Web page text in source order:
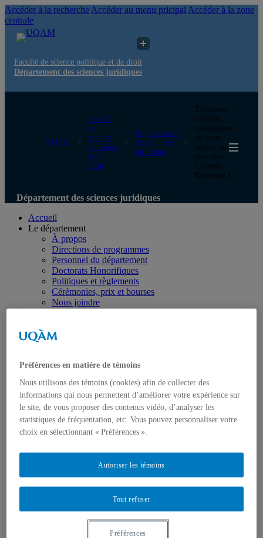
Accéder à la recherche Accéder au menu pricipal Accéder à la zone
centrale
Faculté de science politique et de droit
Département des sciences juridiques
UQAM
Faculté
de
science
politique
et de
droit
Département
des sciences
juridiques
Troisième
victoire
consécutive
de notre
équipe au
concours
Charles-
Rousseau !
Département des sciences juridiques
Accueil
Le département
À propos
Directions de programmes
Personnel du département
Doctorats Honorifiques
Politiques et règlements
Cérémonies, prix et bourses
Nous joindre
Deuxième cycle
Format UQAM
(séjours à l’étranger)
Formation pratique
Présentation
Activités cliniques
Concours de plaidoirie
Revue québécoise de droit international
Travaux de recherche en cours
Revues scientifiques
Préférences en matière de témoins
Nous utilisons des témoins (cookies) afin de collecter des
informations qui nous permettent d’améliorer votre expérience sur
le site, de vous proposer des contenus vidéo, d’analyser les
statistiques de fréquentation, etc. Vous pouvez personnaliser votre
choix en sélectionnant « Préférences ».
Tout refuser
Autoriser les témoins
Préférences